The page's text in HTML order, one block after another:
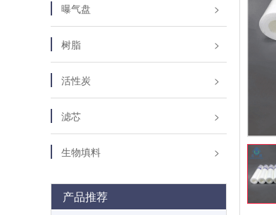
曝气盘
树脂
活性炭
滤芯
生物填料
产品推荐